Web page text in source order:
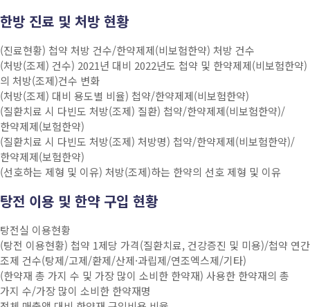
한방 진료 및 처방 현황
(진료현황) 첩약 처방 건수/한약제제(비보험한약) 처방 건수
(처방(조제) 건수) 2021년 대비 2022년도 첩약 및 한약제제(비보험한약)
의 처방(조제)건수 변화
(처방(조제) 대비 용도별 비율) 첩약/한약제제(비보험한약)
(질환치료 시 다빈도 처방(조제) 질환) 첩약/한약제제(비보험한약)/
한약제제(보험한약)
(질환치료 시 다빈도 처방(조제) 처방명) 첩약/한약제제(비보험한약)/
한약제제(보험한약)
(선호하는 제형 및 이유) 처방(조제)하는 한약의 선호 제형 및 이유
탕전 이용 및 한약 구입 현황
탕전실 이용현황
(탕전 이용현황) 첩약 1제당 가격(질환치료, 건강증진 및 미용)/첩약 연간
조제 건수(탕제/고제/환제/산제·과립제/연조엑스제/기타)
(한약재 총 가지 수 및 가장 많이 소비한 한약재) 사용한 한약재의 총
가지 수/가장 많이 소비한 한약재명